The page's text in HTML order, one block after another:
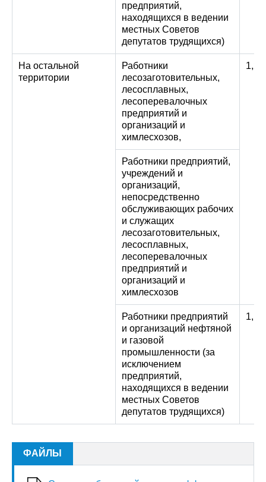
предприятий,
находящихся в ведении
местных Советов
депутатов трудящихся)
На остальной
территории
Работники
лесозаготовительных,
лесосплавных,
лесоперевалочных
предприятий и
организаций и
химлесхозов,
1,2
Работники предприятий,
учреждений и
организаций,
непосредственно
обслуживающих рабочих
и служащих
лесозаготовительных,
лесосплавных,
лесоперевалочных
предприятий и
организаций и
химлесхозов
Работники предприятий
и организаций нефтяной
и газовой
промышленности (за
исключением
предприятий,
находящихся в ведении
местных Советов
депутатов трудящихся)
1,15
ФАЙЛЫ